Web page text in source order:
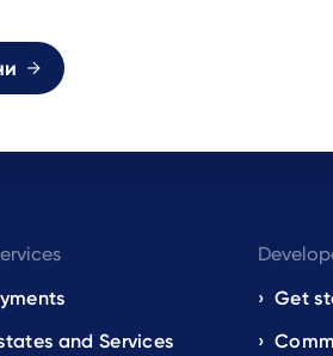
and Services
Get